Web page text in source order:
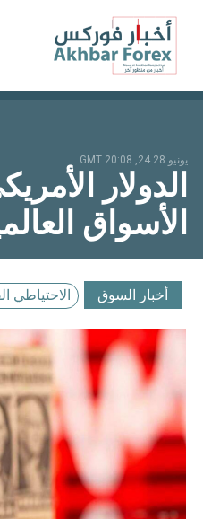
يونيو 28 24, 20:08 GMT
الدولار
الأسواق
أخبار السوق الاحتياطي